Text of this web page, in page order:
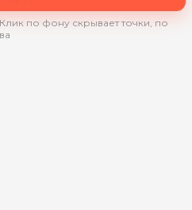
по фону скрывает точки, по